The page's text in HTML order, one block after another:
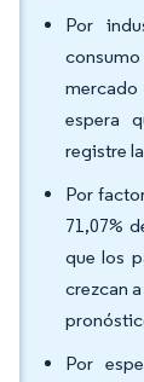
Por
mercado
espera
registre
Por
71,07%
que los
crezcan
Por